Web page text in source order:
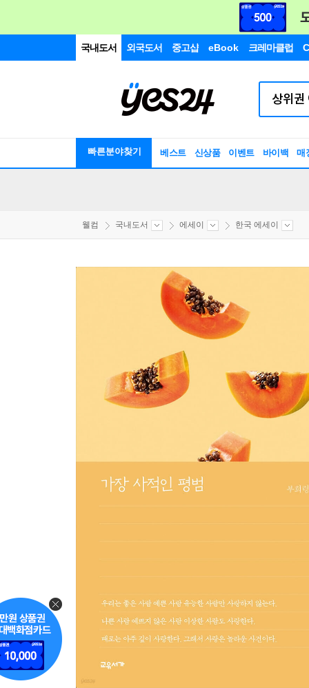
국내도서 외국도서 중고샵 eBook 크레마클럽
빠른분야찾기 베스트 신상품 이벤트 바이백 매
웰컴 국내도서 에세이 한국 에세이